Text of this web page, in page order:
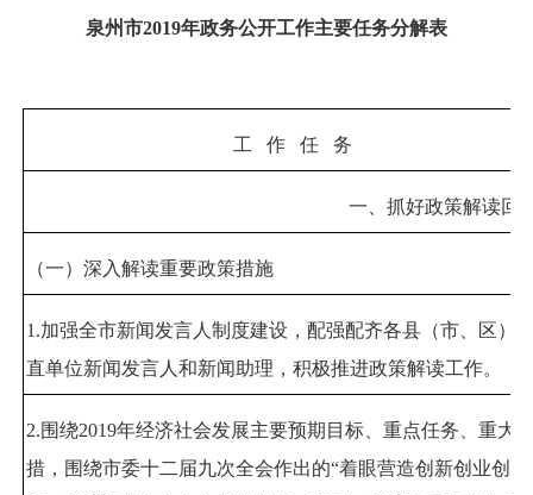
泉州市2019年政务公开工作主要任务分解表
工 作 任 务
一、抓好政策解读回
（一）深入解读重要政策措施
1.加强全市新闻发言人制度建设，配强配齐各县（市、区）
直单位新闻发言人和新闻助理，积极推进政策解读工作。
2.围绕2019年经济社会发展主要预期目标、重点任务、重大
措，围绕市委十二届九次全会作出的“着眼营造创新创业创造